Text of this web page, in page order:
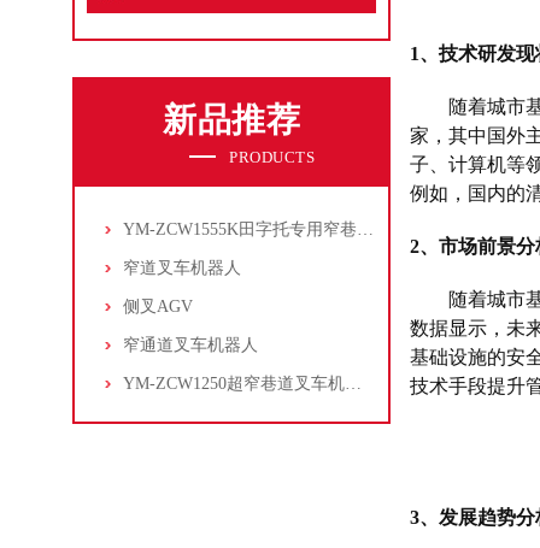
新品推荐
PRODUCTS
YM-ZCW1555K田字托专用窄巷道叉车机器人
窄道叉车机器人
侧叉AGV
窄通道叉车机器人
YM-ZCW1250超窄巷道叉车机器人
1、 技术研发现
随着城市
家，其中国外
子、计算机等
例如，国内的
2、 市场前景分
随着城市
数据显示，未
基础设施的安
技术手段提升
3、发展趋势分